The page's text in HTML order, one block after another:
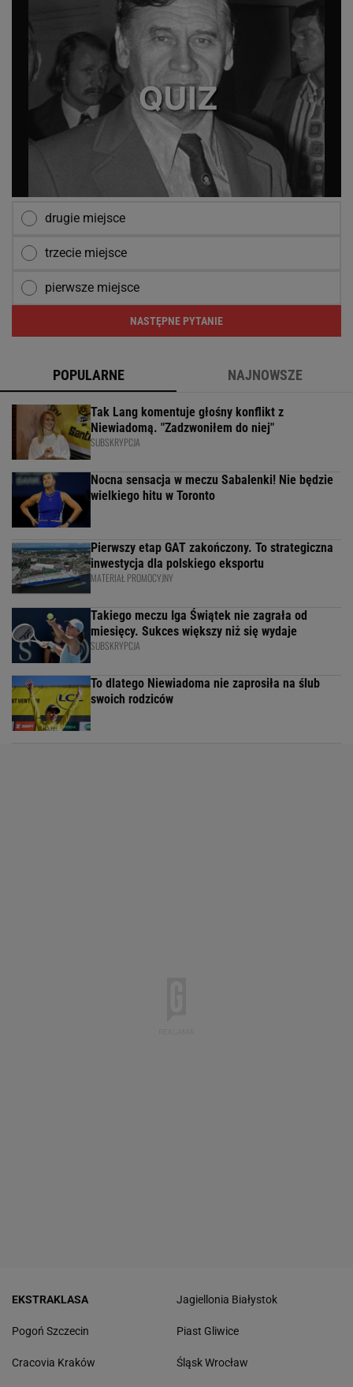
drugie miejsce
trzecie miejsce
pierwsze miejsce
NASTĘPNE PYTANIE
POPULARNE NAJNOWSZE
Tak Lang komentuje głośny konflikt z
Niewiadomą. "Zadzwoniłem do niej"
SUBSKRYPCJA
Nocna sensacja w meczu Sabalenki! Nie będzie
wielkiego hitu w Toronto
Pierwszy etap GAT zakończony. To strategiczna
inwestycja dla polskiego eksportu
MATERIAŁ PROMOCYJNY
Takiego meczu Iga Świątek nie zagrała od
miesięcy. Sukces większy niż się wydaje
SUBSKRYPCJA
To dlatego Niewiadoma nie zaprosiła na ślub
swoich rodziców
EKSTRAKLASA
Pogoń Szczecin
Cracovia Kraków
Jagiellonia Białystok
Piast Gliwice
Śląsk Wrocław